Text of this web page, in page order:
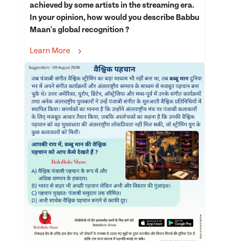
achieved by some artists in the streaming era.
In your opinion, how would you describe Babbu
Maan's global recognition ?
Learn More